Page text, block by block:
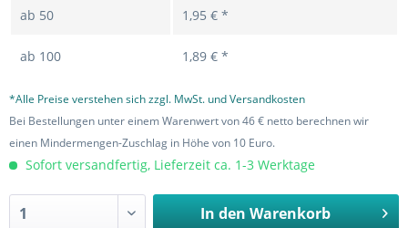
ab 50 1,95 € *
ab 100 1,89 € *
*Alle Preise verstehen sich zzgl. MwSt. und Versandkosten
Bei Bestellungen unter einem Warenwert von 46 € netto berechnen wir
einen Mindermengen-Zuschlag in Höhe von 10 Euro.
Sofort versandfertig, Lieferzeit ca. 1-3 Werktage
In den Warenkorb